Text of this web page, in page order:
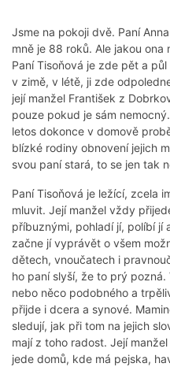
Jsme na pokoji dvě. Paní
mně je 88 roků. Ale jakou
Paní Tisoňová je zde pět a
v zimě, v létě, ji zde
její manžel František z
pouze pokud je sám
letos dokonce v domově
blízké rodiny obnovení jejich
svou paní stará, to se jen tak
Paní Tisoňová je ležící, zcela
mluvit. Její manžel vždy
příbuznými, pohladí jí, políbí jí
začne jí vyprávět o všem
dětech, vnoučatech i
ho paní slyší, že to prý
nebo něco podobného a
přijde i dcera a synové.
sledují, jak při tom na jejich
mají z toho radost. Její
jede domů, kde má pejska,